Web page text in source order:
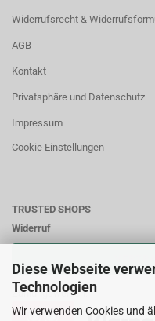
Diese Webseite
Technologien
Wir verwenden Cookies und
Widerrufsrecht &
AGB
Kontakt
Privatsphäre und Datenschutz
Impressum
Cookie Einstellungen
TRUSTED SHOPS
Widerruf
Zahlungsweisen: